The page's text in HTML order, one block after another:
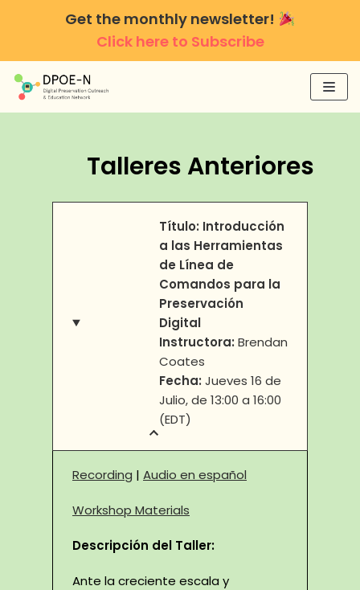
Get the monthly newsletter!
Click here to Subscribe
Talleres Anteriores
Título: Introducción
a las Herramientas
de Línea de
Comandos para la
Preservación
Digital
Instructora: Brendan
Coates
Fecha: Jueves 16 de
Julio, de 13:00 a 16:00
(EDT)
Recording | Audio en español
Workshop Materials
Descripción del Taller:
Ante la creciente escala y